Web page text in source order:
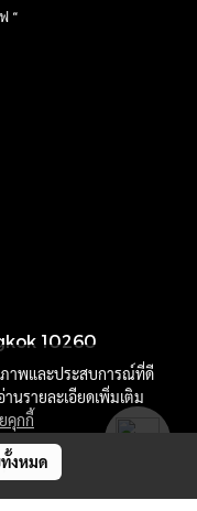
“
10260
ภาพและประสบการณ์ที่ดี
นรายละเอียดเพิ่มเติม
คุกกี้
งหมด